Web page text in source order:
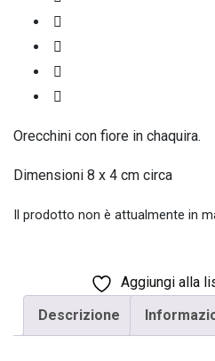
Orecchini con fiore in chaquira.
Dimensioni 8 x 4 cm circa
Il prodotto non è attualmente in
Aggiungi alla
Descrizione